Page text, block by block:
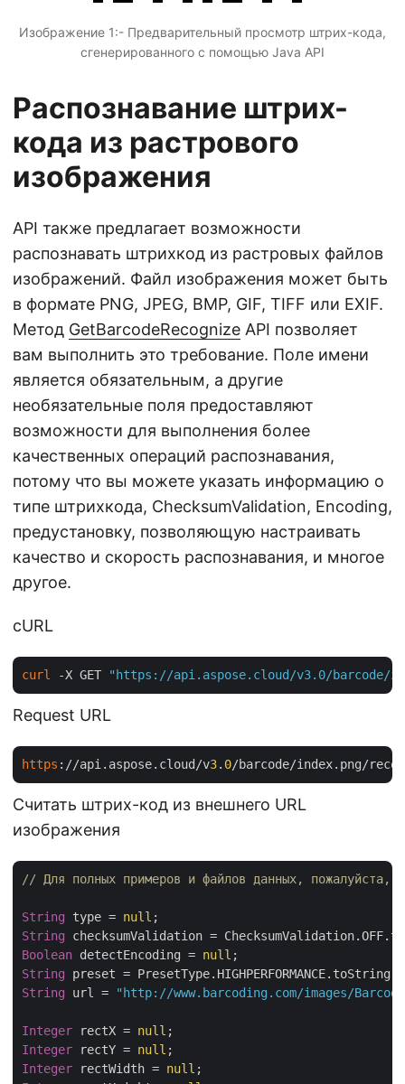
Изображение 1:- Предварительный просмотр штрих-кода,
сгенерированного с помощью Java API
Распознавание штрих-
кода из растрового
изображения
API также предлагает возможности
распознавать штрихкод из растровых файлов
изображений. Файл изображения может быть
в формате PNG, JPEG, BMP, GIF, TIFF или EXIF.
Метод GetBarcodeRecognize API позволяет
вам выполнить это требование. Поле имени
является обязательным, а другие
необязательные поля предоставляют
возможности для выполнения более
качественных операций распознавания,
потому что вы можете указать информацию о
типе штрихкода, ChecksumValidation, Encoding,
предустановку, позволяющую настраивать
качество и скорость распознавания, и многое
другое.
cURL
curl -X GET "https://api.aspose.cloud/v3.0/barcode/
Request URL
https ://api.aspose.cloud/v3. 0/barcode/index.png/
Считать штрих-код из внешнего URL
изображения
// Для полных примеров и файлов данных,
String type = null
String
Boolean detectEncoding = null
String
String url = "http://www.barcoding.com/images/
Integer rectX = null
Integer rectY = null
Integer rectWidth = null